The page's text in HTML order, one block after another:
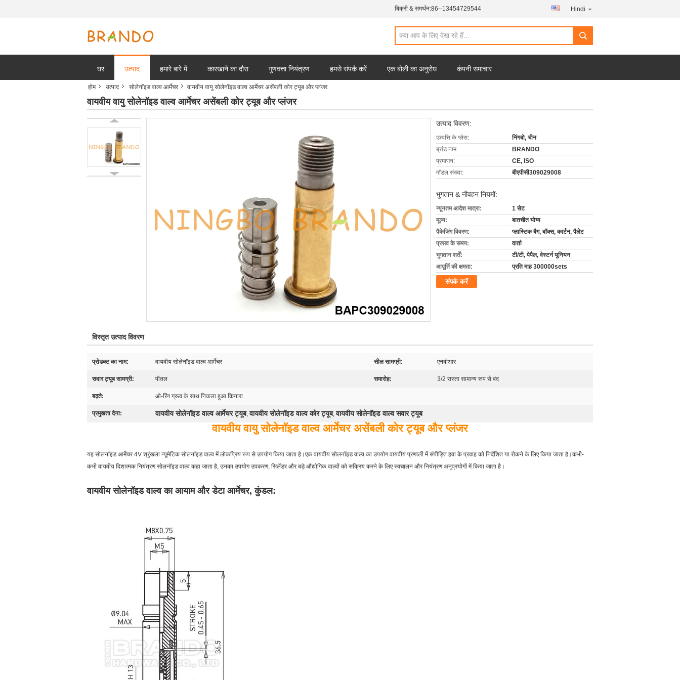
बिक्री & समर्थन:86--13454729544 Hindi
घर उत्पाद हमारे बारे में कारखाने का दौरा गुणवत्ता नियंत्रण हमसे संपर्क करें एक बोली का अनुरोध कंपनी समाचार
होम उत्पाद सोलेनॉइड वाल्व आर्मेचर वायवीय वायु सोलेनॉइड वाल्व आर्मेचर असेंबली कोर ट्यूब और प्लंजर
वायवीय वायु सोलेनॉइड वाल्व आर्मेचर असेंबली कोर ट्यूब और प्लंजर
उत्पाद विवरण:
उत्पत्ति के प्लेस:
निंगबो, चीन
ब्रांड नाम:
BRANDO
प्रमाणन:
CE, ISO
मॉडल संख्या:
बीएपीसी309029008
भुगतान & नौवहन नियमों:
न्यूनतम आदेश मात्रा:
1 सेट
मूल्य:
बातचीत योग्य
पैकेजिंग विवरण:
प्लास्टिक बैग, बॉक्स, कार्टन, पैलेट
प्रसव के समय:
वार्ता
भुगतान शर्तें:
टी/टी, पेपैल, वेस्टर्न यूनियन
आपूर्ति की क्षमता:
प्रति माह 300000sets
संपर्क करें
विस्तृत उत्पाद विवरण
प्रोडक्ट का नाम: वायवीय सोलेनॉइड वाल्व आर्मेचर सील सामग्री: एनबीआर
सवार ट्यूब सामग्री: पीतल समारोह: 3/2 रास्ता सामान्य रूप से बंद
बढ़ते: ओ-रिंग ग्रूव के साथ निकला हुआ किनारा
प्रमुखता देना: वायवीय सोलेनॉइड वाल्व आर्मेचर ट्यूब,वायवीय सोलेनॉइड वाल्व कोर ट्यूब,वायवीय सोलेनॉइड वाल्व सवार ट्यूब
वायवीय वायु सोलेनॉइड वाल्व आर्मेचर असेंबली कोर ट्यूब और प्लंजर
यह सोलनॉइड आर्मेचर 4V श्रृंखला न्यूमेटिक सोलनॉइड वाल्व में लोकप्रिय रूप से उपयोग किया जाता है।एक वायवीय सोलनॉइड वाल्व का उपयोग वायवीय प्रणाली में संपीड़ित हवा के प्रवाह को निर्देशित या रोकने के लिए किया जाता है।कभी-
कभी वायवीय दिशात्मक नियंत्रण सोलनॉइड वाल्व कहा जाता है, उनका उपयोग उपकरण, सिलेंडर और बड़े औद्योगिक वाल्वों को सक्रिय करने के लिए स्वचालन और नियंत्रण अनुप्रयोगों में किया जाता है।
वायवीय सोलेनॉइड वाल्व का आयाम और डेटा आर्मेचर,कुंडल: